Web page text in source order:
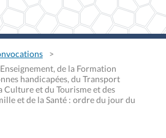
de la Formation
handicapées, du Transport
Culture et du Tourisme et des
et de la Santé : ordre du jour du